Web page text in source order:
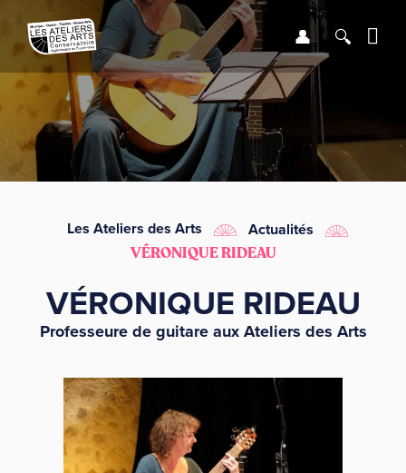
LE CONSERVATOIRE
DÉBUTER
LES ENSEIGNEMENTS
INFOS PRATIQUES
Se
Les Ateliers des Arts Actualités
VÉRONIQUE RIDEAU
VÉRONIQUE RIDEAU
Professeure de guitare aux Ateliers des Arts